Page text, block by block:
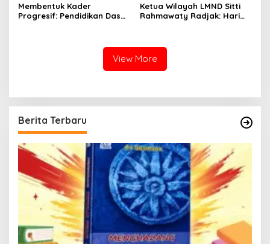
Membentuk Kader
Progresif: Pendidikan Dasar
Ketua Wilayah LMND Sitti
Rahmawaty Radjak: Hari
View More
Berita Terbaru